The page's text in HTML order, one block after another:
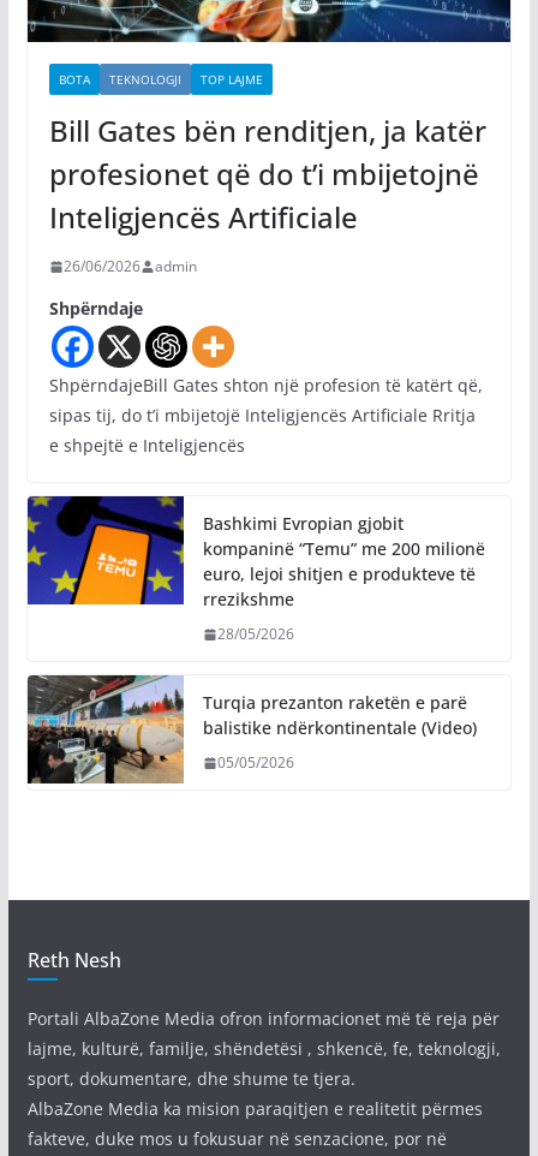
BOTA TEKNOLOGJI TOP LAJME
Bill Gates bën renditjen, ja katër
profesionet që do t’i mbijetojnë
Inteligjencës Artificiale
26/06/2026 admin
Shpërndaje
ShpërndajeBill Gates shton një profesion të katërt që,
sipas tij, do t’i mbijetojë Inteligjencës Artificiale Rritja
e shpejtë e Inteligjencës
Bashkimi Evropian gjobit
kompaninë “Temu” me 200 milionë
euro, lejoi shitjen e produkteve të
rrezikshme
28/05/2026
Turqia prezanton raketën e parë
balistike ndërkontinentale (Video)
05/05/2026
Reth Nesh
Portali AlbaZone Media ofron informacionet më të reja për
lajme, kulturë, familje, shëndetësi , shkencë, fe, teknologji,
sport, dokumentare, dhe shume te tjera.
AlbaZone Media ka mision paraqitjen e realitetit përmes
fakteve, duke mos u fokusuar në senzacione, por në